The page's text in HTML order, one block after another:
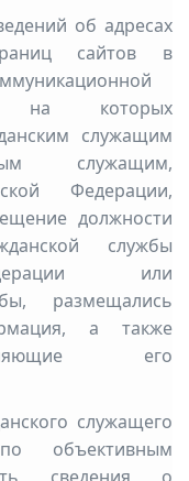
об адресах
сайтов в
на которых
служащим
служащим,
Федерации,
должности
службы
или
размещались
а также
его
служащего
объективным